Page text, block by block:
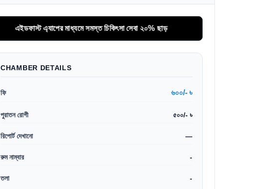
এ্যাপের মাধ্যমে সমস্ত চিকিৎসা সেবা ২০% ছাড়
CHAMBER DETAILS
ফি ৬০০/- ৳
পুরাতন রোগী ৫০০/- ৳
রিপোর্ট দেখানো —
রুম নাম্বার -
তলা -